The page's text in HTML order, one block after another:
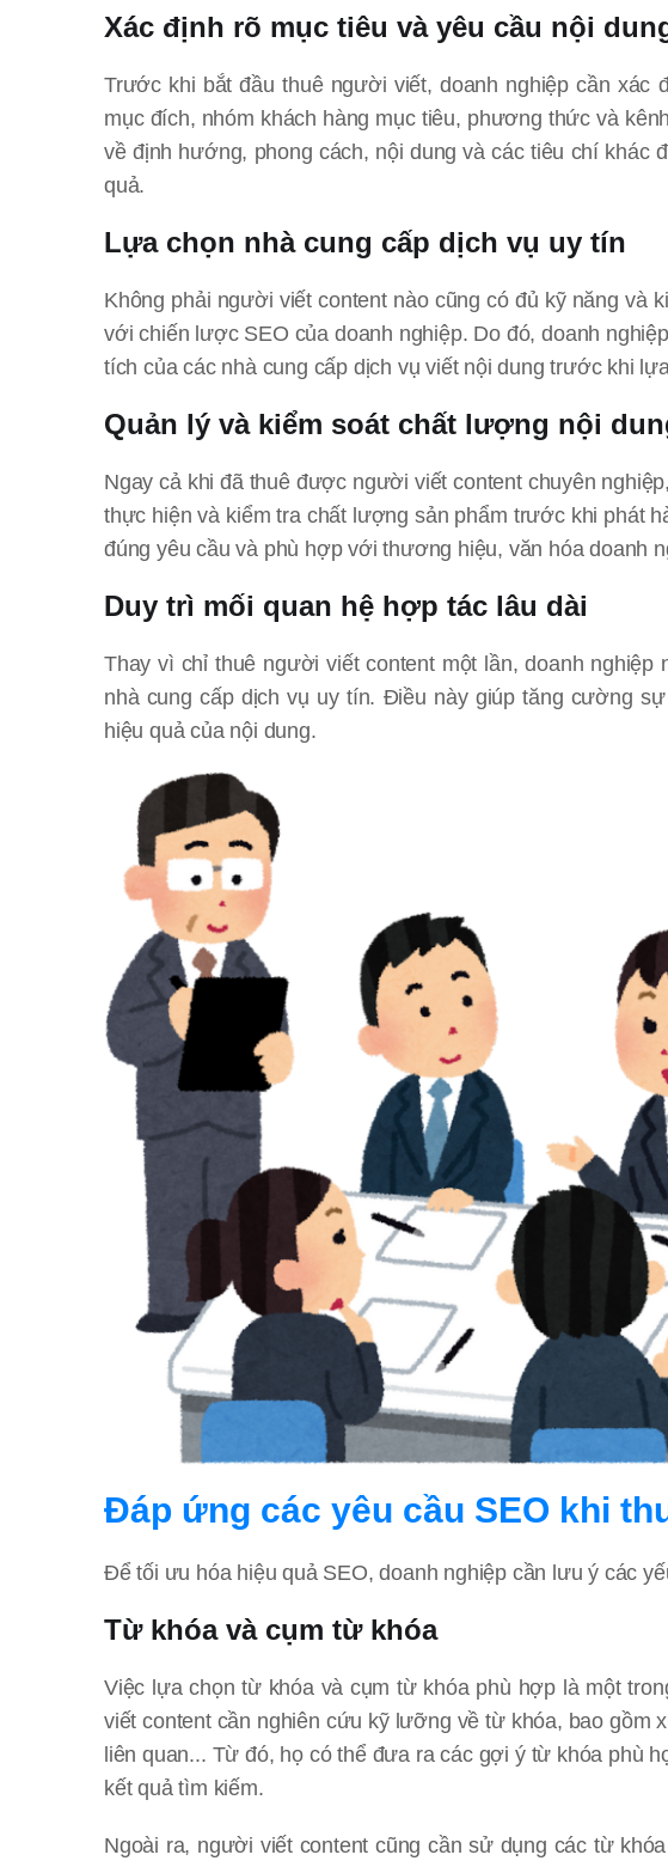
Xác định rõ mục tiêu và yêu cầu nội
Trước khi bắt đầu thuê người viết, doanh nghiệp cần xác
mục đích, nhóm khách hàng mục tiêu, phương thức và
về định hướng, phong cách, nội dung và các tiêu chí khác
quả.
Lựa chọn nhà cung cấp dịch vụ uy tín
Không phải người viết content nào cũng có đủ kỹ năng và
với chiến lược SEO của doanh nghiệp. Do đó, doanh
tích của các nhà cung cấp dịch vụ viết nội dung trước khi
Quản lý và kiểm soát chất lượng nội
Ngay cả khi đã thuê được người viết content chuyên
thực hiện và kiểm tra chất lượng sản phẩm trước khi phát
đúng yêu cầu và phù hợp với thương hiệu, văn hóa doanh
Duy trì mối quan hệ hợp tác lâu dài
Thay vì chỉ thuê người viết content một lần, doanh
nhà cung cấp dịch vụ uy tín. Điều này giúp tăng cường
hiệu quả của nội dung.
Đáp ứng các yêu cầu SEO khi
Để tối ưu hóa hiệu quả SEO, doanh nghiệp cần lưu ý các
Từ khóa và cụm từ khóa
Việc lựa chọn từ khóa và cụm từ khóa phù hợp là một
viết content cần nghiên cứu kỹ lưỡng về từ khóa, bao gồm
liên quan... Từ đó, họ có thể đưa ra các gợi ý từ khóa phù
kết quả tìm kiếm.
Ngoài ra, người viết content cũng cần sử dụng các từ